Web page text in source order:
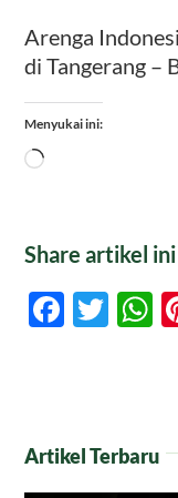
Arenga
di Tangerang –
Menyukai ini:
Memuat...
Share artikel ini
Artikel Terbaru